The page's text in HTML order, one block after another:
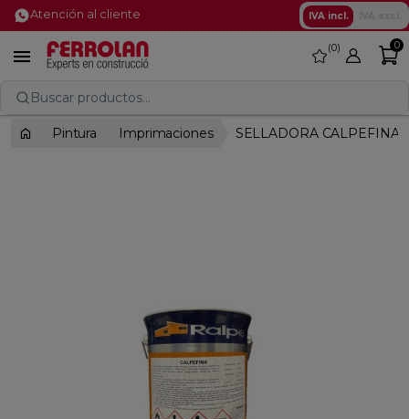
Atención al cliente IVA incl.
 favorite
0 0
Buscar productos...
Pintura Imprimaciones SELLADORA CALPEFINA